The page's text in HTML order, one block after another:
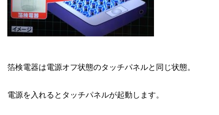
箔検電器は電源オフ状態のタッチパネルと同じ状態。
電源を入れるとタッチパネルが起動します。